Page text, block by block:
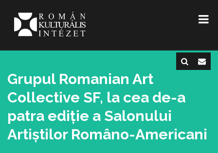
Grupul Romanian Art
Collective SF, la cea de-a
patra ediție a Salonului
Artiștilor Româno-Americani